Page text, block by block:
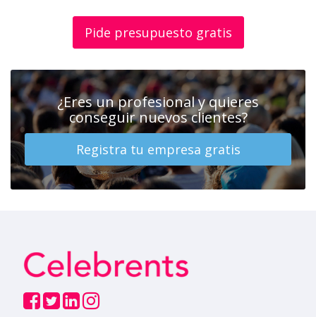
Pide presupuesto gratis
¿Eres un profesional y quieres
conseguir nuevos clientes?
Registra tu empresa gratis